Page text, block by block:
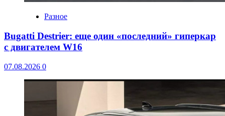
Разное
Bugatti Destrier: еще один «последний» гиперкар
с двигателем W16
07.08.2026 0